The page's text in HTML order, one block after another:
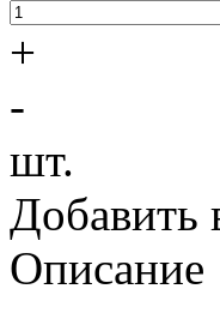
+
-
шт.
Добавить
Описание